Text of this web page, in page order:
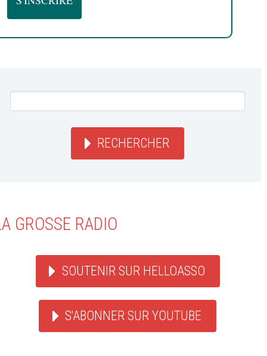
RECHERCHER
GROSSE RADIO
SOUTENIR SUR HELLOASSO
S'ABONNER SUR YOUTUBE